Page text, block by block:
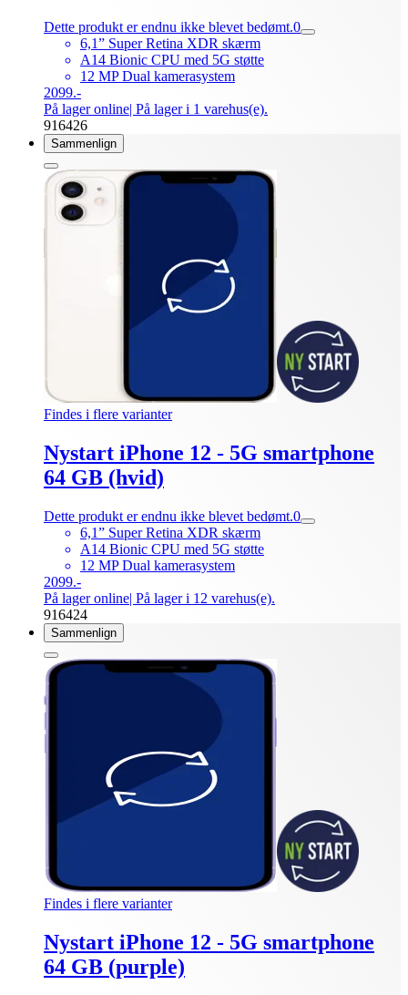
Dette produkt er endnu ikke blevet bedømt.0
6,1” Super Retina XDR skærm
A14 Bionic CPU med 5G støtte
12 MP Dual kamerasystem
2099.-
På lager online| På lager i 1 varehus(e).
916426
Sammenlign
Findes i flere varianter
Nystart iPhone 12 - 5G smartphone
64 GB (hvid)
Dette produkt er endnu ikke blevet bedømt.0
6,1” Super Retina XDR skærm
A14 Bionic CPU med 5G støtte
12 MP Dual kamerasystem
2099.-
På lager online| På lager i 12 varehus(e).
916424
Sammenlign
Findes i flere varianter
Nystart iPhone 12 - 5G smartphone
64 GB (purple)